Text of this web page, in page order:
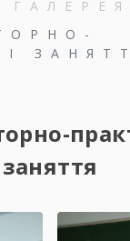
ГАЛЕРЕЯ
заняття